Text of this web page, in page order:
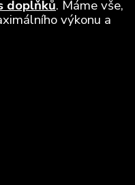
doplňků. Máme vše,
výkonu a